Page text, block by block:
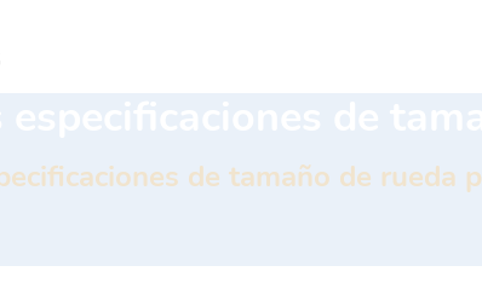
de tamaño de